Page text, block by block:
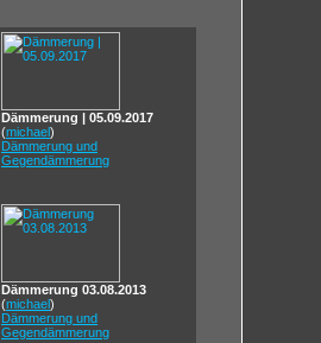
Dämmerung | 05.09.2017
(michael)
Dämmerung und
Gegendämmerung
Dämmerung 03.08.2013
(michael)
Dämmerung und
Gegendämmerung